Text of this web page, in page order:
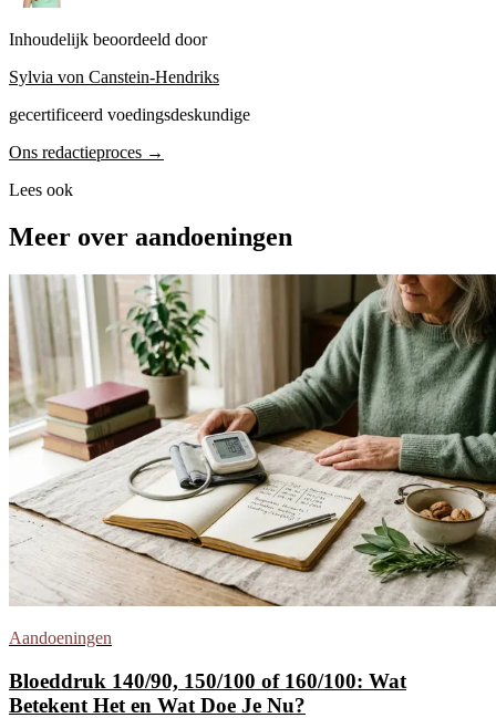
Inhoudelijk beoordeeld door
Sylvia von Canstein-Hendriks
gecertificeerd voedingsdeskundige
Ons redactieproces →
Lees ook
Meer over aandoeningen
Aandoeningen
Bloeddruk 140/90, 150/100 of 160/100: Wat
Betekent Het en Wat Doe Je Nu?